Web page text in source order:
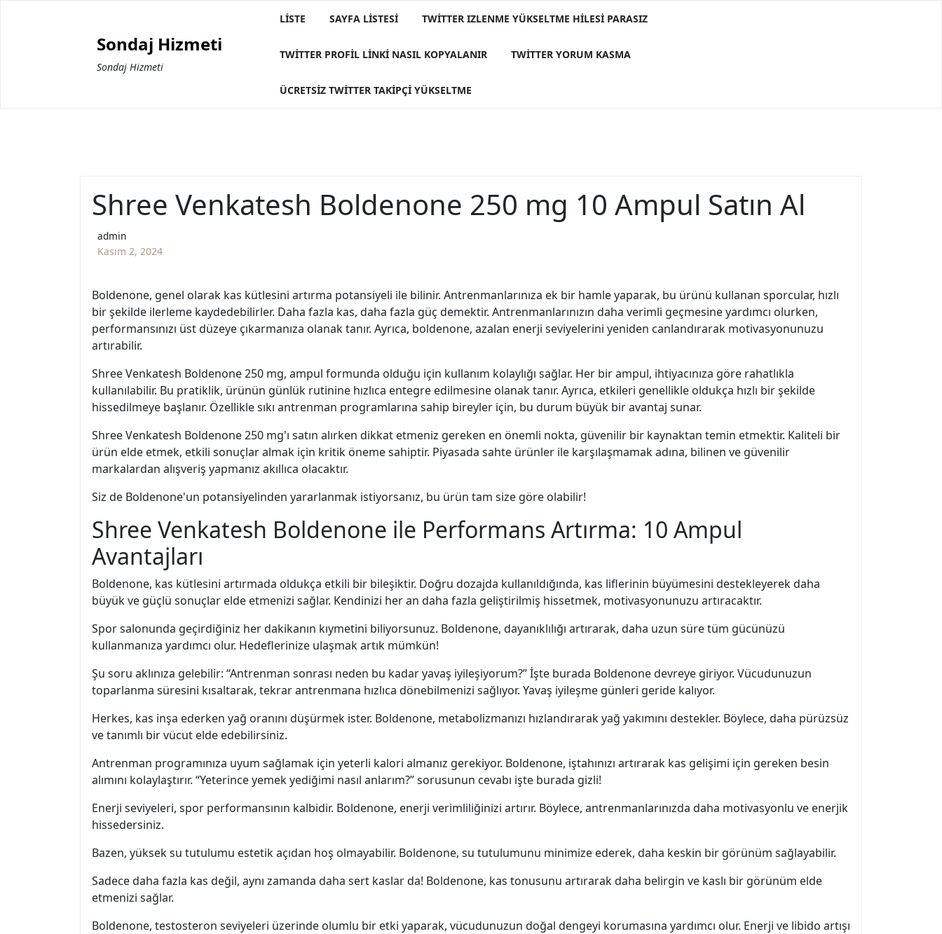
Sondaj Hizmeti
Sondaj Hizmeti
LISTE SAYFA LISTESI TWITTER IZLENME YÜKSELTME HILESI PARASIZ
TWITTER PROFIL LINKI NASIL KOPYALANIR TWITTER YORUM KASMA
ÜCRETSIZ TWITTER TAKIPÇI YÜKSELTME
Shree Venkatesh Boldenone 250 mg 10 Ampul Satın Al
admin
Kasım 2, 2024
Boldenone, genel olarak kas kütlesini artırma potansiyeli ile bilinir. Antrenmanlarınıza ek bir hamle yaparak, bu ürünü kullanan sporcular, hızlı
bir şekilde ilerleme kaydedebilirler. Daha fazla kas, daha fazla güç demektir. Antrenmanlarınızın daha verimli geçmesine yardımcı olurken,
performansınızı üst düzeye çıkarmanıza olanak tanır. Ayrıca, boldenone, azalan enerji seviyelerini yeniden canlandırarak motivasyonunuzu
artırabilir.
Shree Venkatesh Boldenone 250 mg, ampul formunda olduğu için kullanım kolaylığı sağlar. Her bir ampul, ihtiyacınıza göre rahatlıkla
kullanılabilir. Bu pratiklik, ürünün günlük rutinine hızlıca entegre edilmesine olanak tanır. Ayrıca, etkileri genellikle oldukça hızlı bir şekilde
hissedilmeye başlanır. Özellikle sıkı antrenman programlarına sahip bireyler için, bu durum büyük bir avantaj sunar.
Shree Venkatesh Boldenone 250 mg'ı satın alırken dikkat etmeniz gereken en önemli nokta, güvenilir bir kaynaktan temin etmektir. Kaliteli bir
ürün elde etmek, etkili sonuçlar almak için kritik öneme sahiptir. Piyasada sahte ürünler ile karşılaşmamak adına, bilinen ve güvenilir
markalardan alışveriş yapmanız akıllıca olacaktır.
Siz de Boldenone'un potansiyelinden yararlanmak istiyorsanız, bu ürün tam size göre olabilir!
Shree Venkatesh Boldenone ile Performans Artırma: 10 Ampul
Avantajları
Boldenone, kas kütlesini artırmada oldukça etkili bir bileşiktir. Doğru dozajda kullanıldığında, kas liflerinin büyümesini destekleyerek daha
büyük ve güçlü sonuçlar elde etmenizi sağlar. Kendinizi her an daha fazla geliştirilmiş hissetmek, motivasyonunuzu artıracaktır.
Spor salonunda geçirdiğiniz her dakikanın kıymetini biliyorsunuz. Boldenone, dayanıklılığı artırarak, daha uzun süre tüm gücünüzü
kullanmanıza yardımcı olur. Hedeflerinize ulaşmak artık mümkün!
Şu soru aklınıza gelebilir: “Antrenman sonrası neden bu kadar yavaş iyileşiyorum?” İşte burada Boldenone devreye giriyor. Vücudunuzun
toparlanma süresini kısaltarak, tekrar antrenmana hızlıca dönebilmenizi sağlıyor. Yavaş iyileşme günleri geride kalıyor.
Herkes, kas inşa ederken yağ oranını düşürmek ister. Boldenone, metabolizmanızı hızlandırarak yağ yakımını destekler. Böylece, daha pürüzsüz
ve tanımlı bir vücut elde edebilirsiniz.
Antrenman programınıza uyum sağlamak için yeterli kalori almanız gerekiyor. Boldenone, iştahınızı artırarak kas gelişimi için gereken besin
alımını kolaylaştırır. “Yeterince yemek yediğimi nasıl anlarım?” sorusunun cevabı işte burada gizli!
Enerji seviyeleri, spor performansının kalbidir. Boldenone, enerji verimliliğinizi artırır. Böylece, antrenmanlarınızda daha motivasyonlu ve enerjik
hissedersiniz.
Bazen, yüksek su tutulumu estetik açıdan hoş olmayabilir. Boldenone, su tutulumunu minimize ederek, daha keskin bir görünüm sağlayabilir.
Sadece daha fazla kas değil, aynı zamanda daha sert kaslar da! Boldenone, kas tonusunu artırarak daha belirgin ve kaslı bir görünüm elde
etmenizi sağlar.
Boldenone, testosteron seviyeleri üzerinde olumlu bir etki yaparak, vücudunuzun doğal dengeyi korumasına yardımcı olur. Enerji ve libido artışı